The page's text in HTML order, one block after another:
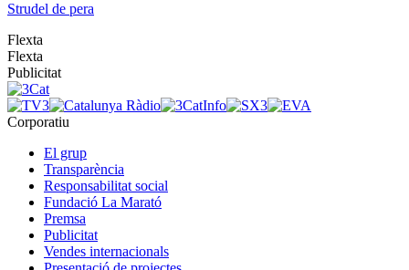
Strudel de pera
Flexta
Flexta
Publicitat
Corporatiu
El grup
Transparència
Responsabilitat social
Fundació La Marató
Premsa
Publicitat
Vendes internacionals